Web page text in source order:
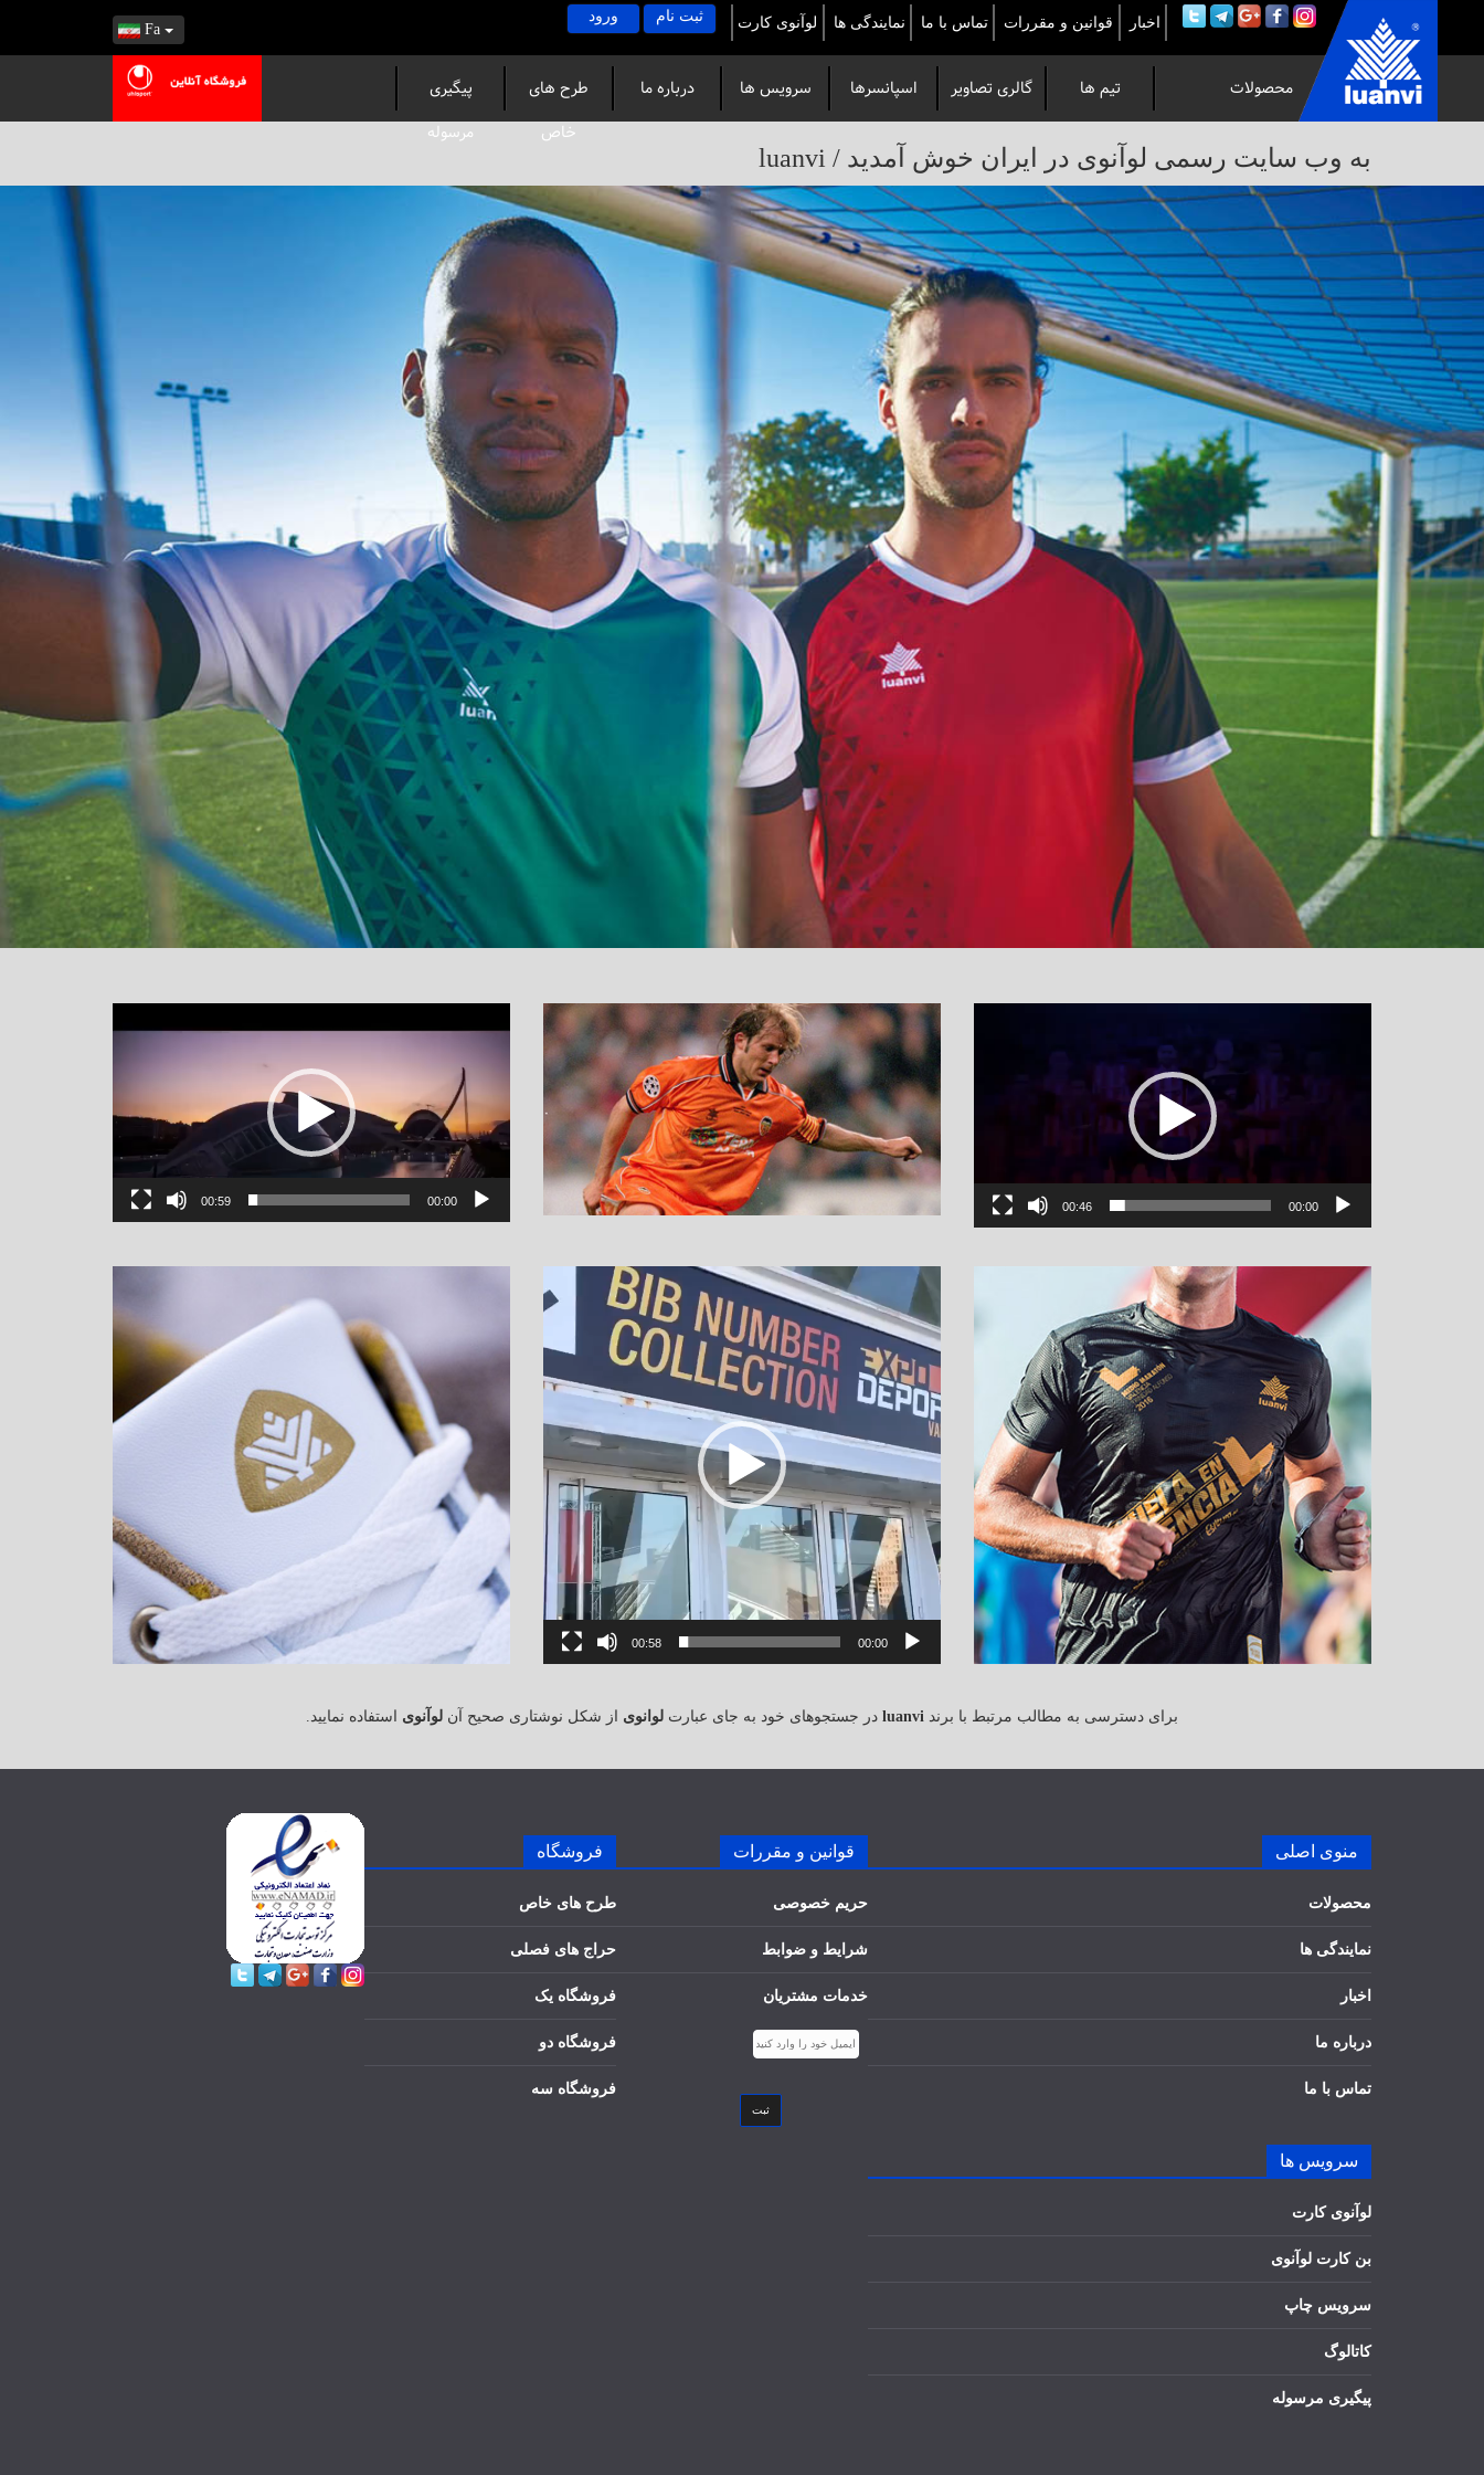
Fa
وب
سایت
رسمی
لوآنوی
در
ایران
خوش
آمدید
/
luanvi
اخبار قوانین و مقررات تماس با ما نمایندگی ها لوآنوی کارت ثبت نام ورود
محصولات تیم ها گالری تصاویر اسپانسرها سرویس ها درباره ما
طرح های
خاص
پیگیری
مرسوله
به وب سایت رسمی لوآنوی در ایران خوش آمدید / luanvi
ویدیو
00:00
00:59 00:00
00:46
نمایشگر
ویدیو
00:00
00:58
برای دسترسی به مطالب مرتبط با برند luanvi در جستجوهای خود به جای عبارت لوانوی از شکل نوشتاری صحیح آن لوآنوی استفاده نمایید.
منوی اصلی
محصولات
نمایندگی ها
اخبار
درباره ما
تماس با ما
سرویس ها
لوآنوی کارت
بن کارت لوآنوی
سرویس چاپ
کاتالوگ
پیگیری مرسوله
قوانین و مقررات
حریم خصوصی
شرایط و ضوابط
خدمات مشتریان
ثبت
فروشگاه
طرح های خاص
حراج های فصلی
فروشگاه یک
فروشگاه دو
فروشگاه سه